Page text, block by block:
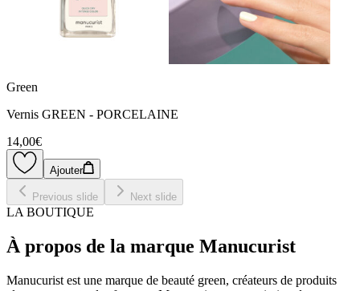
Green
Vernis GREEN - PORCELAINE
14,00€
Ajouter
Previous slide Next slide
LA BOUTIQUE
À propos de la marque Manucurist
Manucurist est une marque de beauté green, créateurs de produits